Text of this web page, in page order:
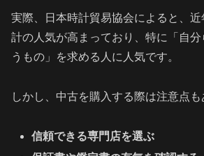
実際、日本時計貿易協会によると、
計の人気が高まっており、特に「自
うもの」を求める人に人気です。
しかし、中古を購入する際は注意点も
信頼できる専門店を選ぶ